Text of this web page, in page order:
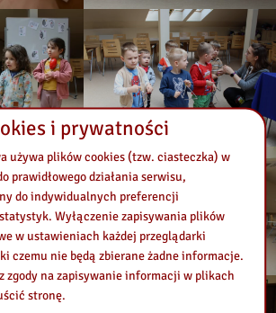
i prywatności
używa plików cookies (tzw. ciasteczka) w
prawidłowego działania serwisu,
do indywidualnych preferencji
Wyłączenie zapisywania plików
w ustawieniach każdej przeglądarki
czemu nie będą zbierane żadne informacje.
zgody na zapisywanie informacji w plikach
stronę.